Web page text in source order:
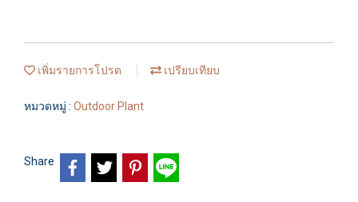
เพิ่มรายการโปรด เปรียบเทียบ
หมวดหมู่ : Outdoor Plant
Share